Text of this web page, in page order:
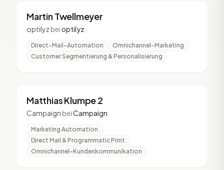
MT
Martin Twellmeyer
optilyz beioptilyz
Direct-Mail-Automation
Omnichannel-Marketing
Customer Segmentierung & Personalisierung
MK
Matthias Klumpe 2
Campaign beiCampaign
Marketing Automation
Direct Mail & Programmatic Print
Omnichannel-Kundenkommunikation